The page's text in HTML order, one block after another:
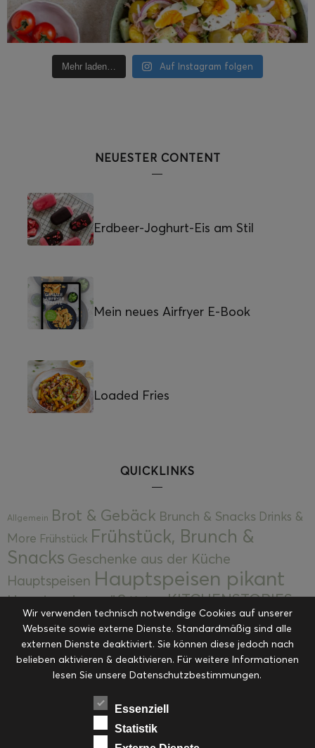
Mehr laden… Auf Instagram folgen
NEUESTER CONTENT
Erdbeer-Joghurt-Eis am Stil
Mein neues Airfryer E-Book
Loaded Fries
QUICKLINKS
Allgemein Brot & Gebäck Brunch & Snacks Drinks &
More Frühstück Frühstück, Brunch &
Snacks Geschenke aus der Küche
Hauptspeisen Hauptspeisen pikant
Hauptspeisen süßKekseKITCHENSTORIES
Kuchen, Torten & Desserts Kuchen und
Desserts Kulinarik Kulinarische Mitbringsel &
Eingemachtes Ohne Kategorie Ostern Resteküche
RezepteSaisonalSliderStartseite
Suppen, Salate & Vorspeisen
Vorspeisen, Salate & Suppen
Wir verwenden technisch notwendige Cookies auf unserer
Webseite sowie externe Dienste. Standardmäßig sind alle
externen Dienste deaktiviert. Sie können diese jedoch nach
belieben aktivieren & deaktivieren. Für weitere Informationen
lesen Sie unsere Datenschutzbestimmungen.
Essenziell
Statistik